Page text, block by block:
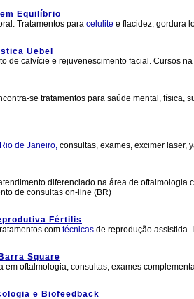
Equilíbrio
Tratamentos para celulite e flacidez, gordura
Uebel
de calvície e rejuvenescimento facial. Cursos
se tratamentos para saúde mental, física,
Rio de Janeiro, consultas, exames, excimer laser,
diferenciado na área de oftalmologia
de consultas on-line (BR)
Fértilis
com técnicas de reprodução assistida.
Square
oftalmologia, consultas, exames
e Biofeedback